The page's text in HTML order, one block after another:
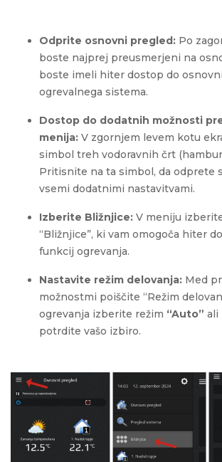
Odprite osnovni pregled: Po
boste najprej preusmerjeni na
boste imeli hiter dostop do
ogrevalnega sistema.
Dostop do dodatnih možnosti
menija: V zgornjem levem kotu
simbol treh vodoravnih črt
Pritisnite na ta simbol, da odprete
vsemi dodatnimi nastavitvami.
Izberite Bližnjice: V meniju
“Bližnjice”, ki vam omogoča hiter
funkcij ogrevanja.
Nastavite režim delovanja: Med
možnostmi poiščite “Režim
ogrevanja izberite režim “Auto” ali
potrdite vašo izbiro.